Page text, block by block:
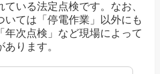
いる法定点検です。なお、
いては「停電作業」以外にも
年次点検」など現場によって
ります。